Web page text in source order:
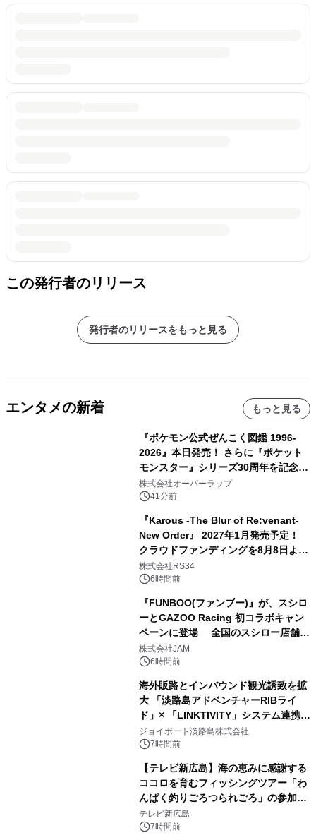
この発行者のリリース
発行者のリリースをもっと見る
エンタメの新着 もっと見る
『ポケモン公式ぜんこく図鑑 1996-
2026』本日発売！ さらに『ポケット
モンスター』シリーズ30周年を記念し
た画集『ポケットモンスター ビジュア
ルアートブック』の発売決定！ 2026
株式会社オーバーラップ
41分前
『Karous -The Blur of Re:venant-
New Order』 2027年1月発売予定！
クラウドファンディングを8月8日より
開始
株式会社RS34
6時間前
『FUNBOO(ファンブー)』が、スシロ
ーとGAZOO Racing 初コラボキャン
ペーンに登場 全国のスシロー店舗で
GR 4車種の FUNBOO(ミニカー)付き
メニューが展開されます
株式会社JAM
6時間前
海外販路とインバウンド観光誘致を拡
大 「淡路島アドベンチャーRIBライ
ド」× 「LINKTIVITY」システム連携を
開始！
ジョイポート淡路島株式会社
7時間前
【テレビ新広島】海の恵みに感謝する
ココロを育むフィッシングツアー「わ
んぱく釣りごろつられごろ」の参加小
学生を募集
テレビ新広島
7時間前